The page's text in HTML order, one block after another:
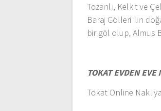
Tozanlı, Kelkit ve
Baraj Gölleri ilin
bir göl olup, Almus
TOKAT EVDEN EVE
Tokat Online